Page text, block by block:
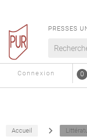
PRESSES
Connexion 0
Accueil navigate_next